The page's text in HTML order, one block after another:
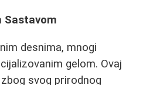
Sastavom
desnima, mnogi
gelom. Ovaj
svog prirodnog